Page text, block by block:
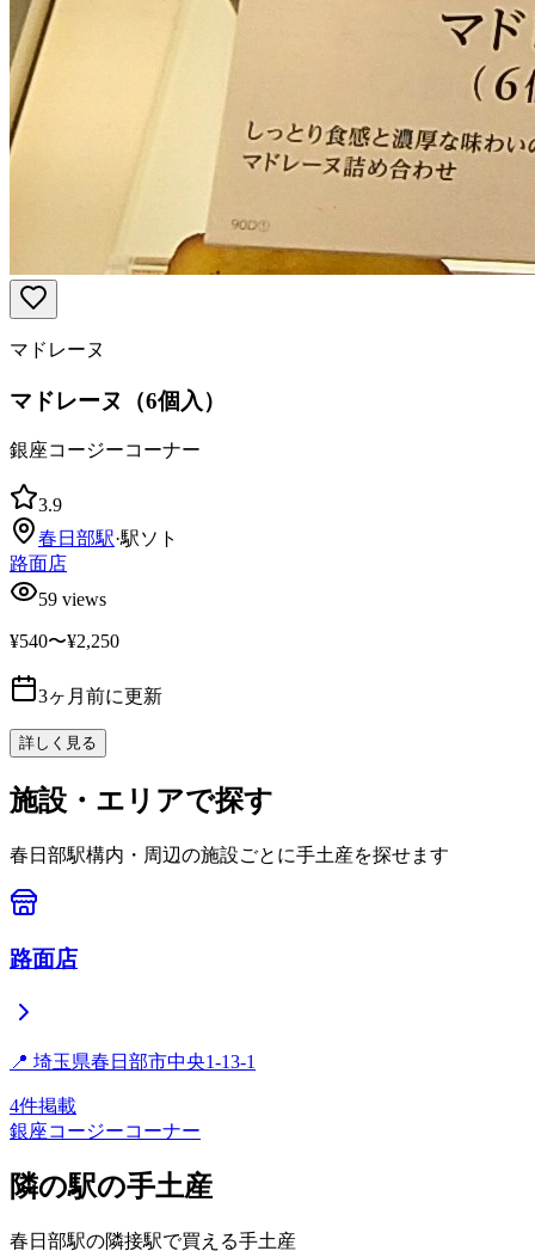
マドレーヌ
マドレーヌ（6個入）
銀座コージーコーナー
3.9
春日部駅·駅ソト
路面店
59 views
¥540〜¥2,250
3ヶ月前に更新
詳しく見る
施設・エリアで探す
春日部駅構内・周辺の施設ごとに手土産を探せます
路面店
📍 埼玉県春日部市中央1-13-1
4件掲載
銀座コージーコーナー
隣の駅の手土産
春日部駅の隣接駅で買える手土産